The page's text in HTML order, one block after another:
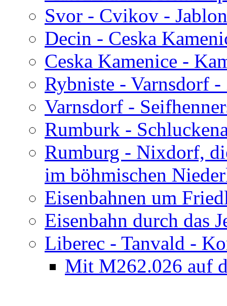
Svor - Cvikov -
Decin - Ceska
Ceska Kamenice -
Rybniste - Varnsdorf
Varnsdorf -
Rumburk -
Rumburg - Nixdorf,
im böhmischen
Eisenbahnen um
Eisenbahn durch das
Liberec - Tanvald -
Mit M262.026 auf